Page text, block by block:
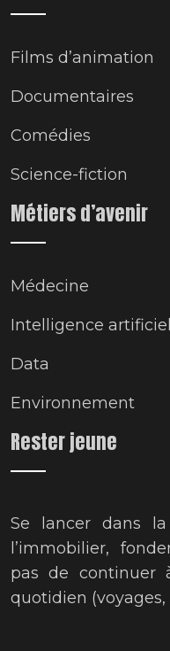
Films d’animation
Documentaires
Comédies
Science-fiction
Métiers d’avenir
Médecine
Intelligence
Data
Environnement
Rester jeune
Se lancer dans
l’immobilier,
pas de continuer
quotidien (voyages,